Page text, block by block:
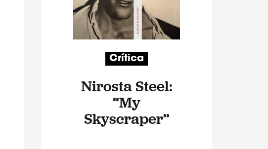
Crítica
Nirosta Steel:
“My
Skyscraper”